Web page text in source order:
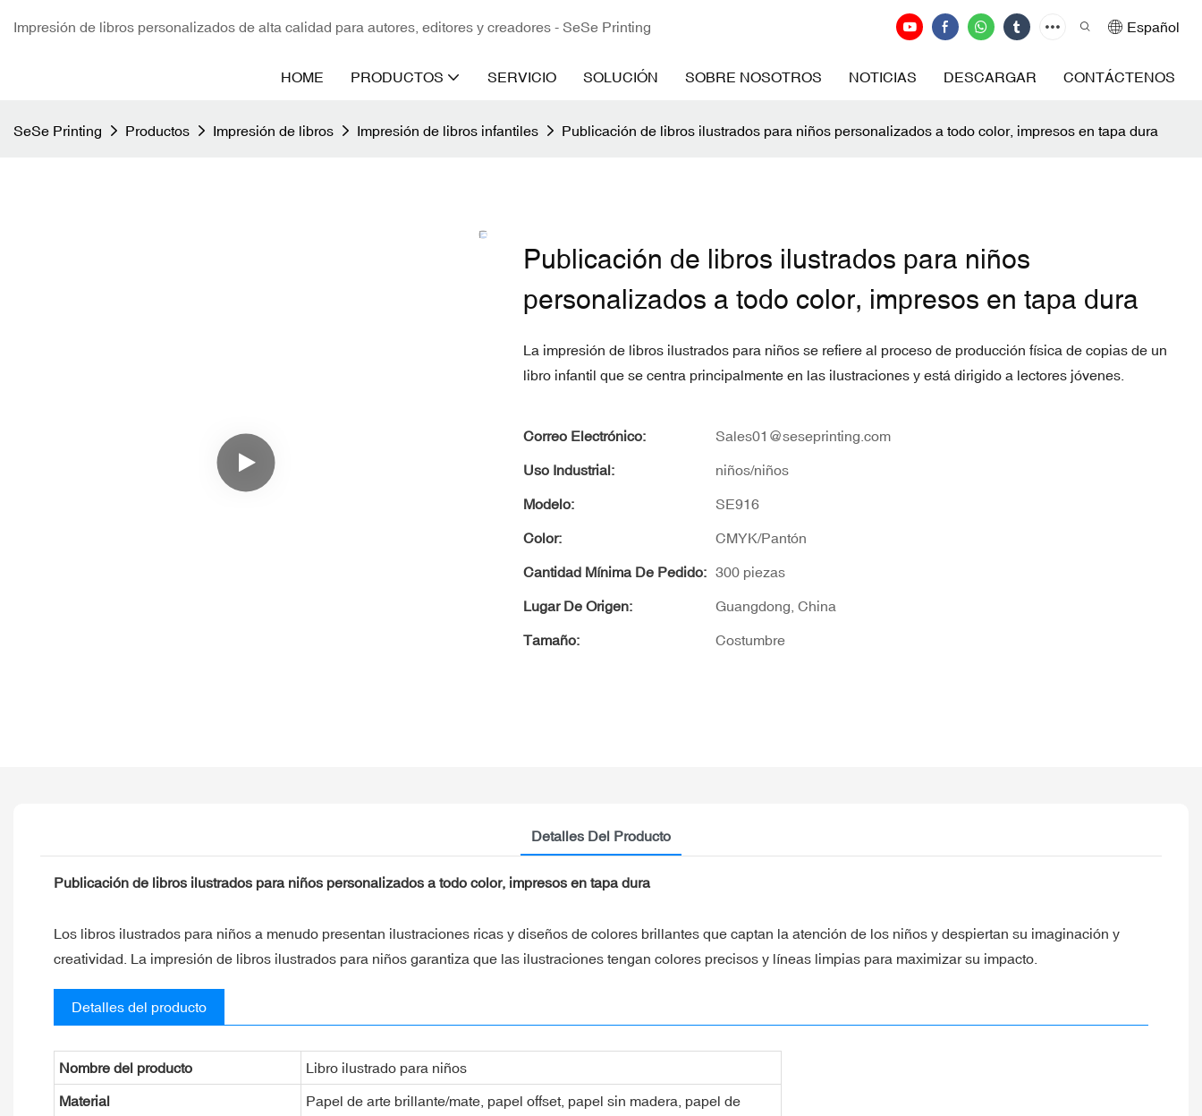
Impresión de libros personalizados de alta calidad para autores, editores y creadores - SeSe Printing Español
HOME PRODUCTOS SERVICIO SOLUCIÓN SOBRE NOSOTROS NOTICIAS DESCARGAR CONTÁCTENOS
SeSe Printing Productos Impresión de libros Impresión de libros infantiles Publicación de libros ilustrados para niños personalizados a todo color, impresos en tapa dura
Publicación de libros ilustrados para niños
personalizados a todo color, impresos en tapa dura
La impresión de libros ilustrados para niños se refiere al proceso de producción física de copias de un
libro infantil que se centra principalmente en las ilustraciones y está dirigido a lectores jóvenes.
Correo Electrónico: Sales01@seseprinting.com
Uso Industrial: niños/niños
Modelo: SE916
Color: CMYK/Pantón
Cantidad Mínima De Pedido: 300 piezas
Lugar De Origen: Guangdong, China
Tamaño: Costumbre
Detalles Del Producto
Publicación de libros ilustrados para niños personalizados a todo color, impresos en tapa dura
Los libros ilustrados para niños a menudo presentan ilustraciones ricas y diseños de colores brillantes que captan la atención de los niños y despiertan su imaginación y
creatividad. La impresión de libros ilustrados para niños garantiza que las ilustraciones tengan colores precisos y líneas limpias para maximizar su impacto.
Detalles del producto
Nombre del producto Libro ilustrado para niños
Material
Papel de arte brillante/mate, papel offset, papel sin madera, papel de